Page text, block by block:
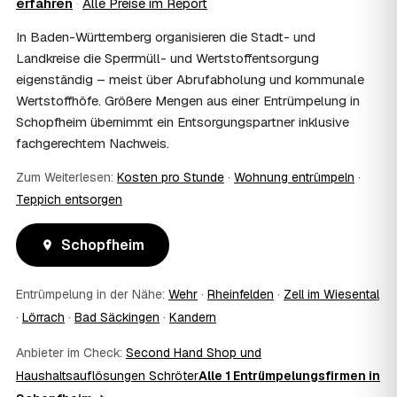
einem vom Amt veranlassten Umzug. Wichtig: Den Antrag
und holen die Kostenübernahme schriftlich ein. AWL
Zentrum vermittelt die Entrümpler, entscheidet aber nicht
über die Kostenübernahme.
08 Bekomme ich einen Entsorgungsnachweis?
Ja. Die Partner entsorgen über zugelassene Höfe und
stellen auf Wunsch einen Entsorgungsnachweis aus —
oder die eigene Dokumentation.
09 Muss ich bei der Entrümpelung anwesend sein?
Nicht zwingend. Viele Kunden in Schopfheim sind nur zur
Übergabe und zum Abschluss vor Ort; den genauen
Ablauf — etwa die Schlüsselübergabe — stimmen Sie
10 Was ist im Festpreis enthalten?
Der Festpreis deckt in der Regel das komplette
fachgerechte Entsorgung ab — auf Wunsch inklusive
besenreiner Übergabe. Es gibt keine versteckten
In Baden-Württemberg organisieren die Stadt- und
Landkreise die Sperrmüll- und Wertstoffentsorgung
eigenständig – meist über Abrufabholung und kommunale
Wertstoffhöfe. Größere Mengen aus einer Entrümpelung in
Schopfheim übernimmt ein Entsorgungspartner inklusive
fachgerechtem Nachweis.
Zum Weiterlesen: Kosten pro Stunde · Wohnung entrümpeln ·
Teppich entsorgen
Schopfheim
Entrümpelung in der Nähe: Wehr · Rheinfelden · Zell im Wiesental
· Lörrach · Bad Säckingen · Kandern
Anbieter im Check: Second Hand Shop und
Haushaltsauflösungen SchröterAlle 1 Entrümpelungsfirmen in